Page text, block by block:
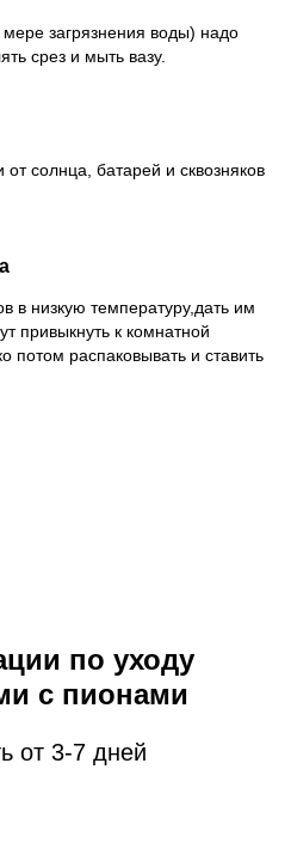
загрязнения воды) надо
срез и мыть вазу.
от солнца, батарей и сквозняков
в низкую температуру,дать им
привыкнуть к комнатной
потом распаковывать и ставить
по уходу
с пионами
от 3-7 дней